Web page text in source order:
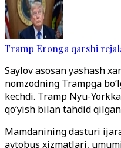
Tramp Eronga qarshi
Saylov asosan yashash
nomzodning Trampga
kechdi. Tramp Nyu-
qo‘yish bilan tahdid
Mamdanining dasturi
avtobus xizmatlari,